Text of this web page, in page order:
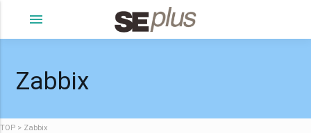
menu
Zabbix
TOP Zabbix